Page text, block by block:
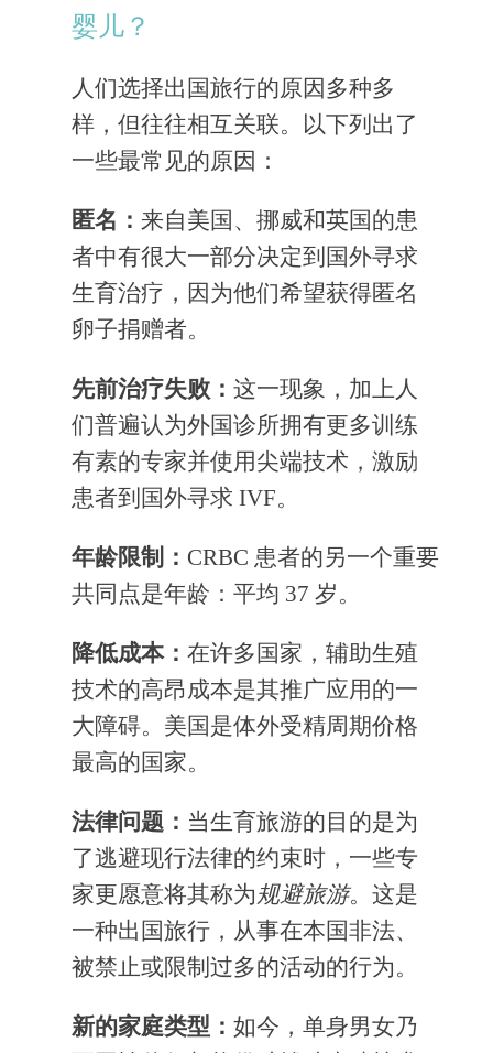
婴儿？
人们选择出国旅行的原因多种多
样，但往往相互关联。以下列出了
一些最常见的原因：
匿名： 来自美国、挪威和英国的患
者中有很大一部分决定到国外寻求
生育治疗，因为他们希望获得匿名
卵子捐赠者。
先前治疗失败： 这一现象，加上人
们普遍认为外国诊所拥有更多训练
有素的专家并使用尖端技术，激励
患者到国外寻求 IVF。
年龄限制： CRBC 患者的另一个重要
共同点是年龄：平均 37 岁。
降低成本： 在许多国家，辅助生殖
技术的高昂成本是其推广应用的一
大障碍。美国是体外受精周期价格
最高的国家。
法律问题： 当生育旅游的目的是为
了逃避现行法律的约束时，一些专
家更愿意将其称为规避旅游。这是
一种出国旅行，从事在本国非法、
被禁止或限制过多的活动的行为。
新的家庭类型： 如今，单身男女乃